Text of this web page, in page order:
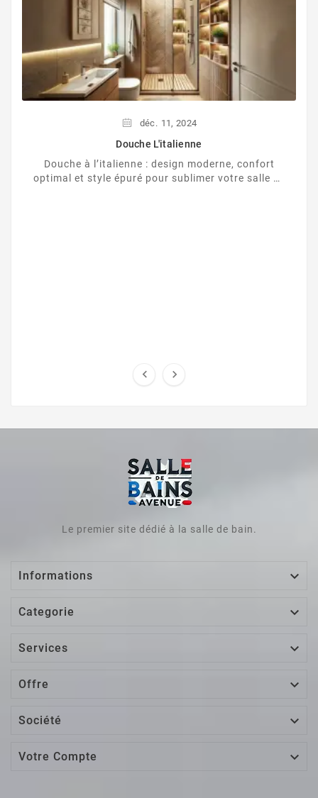
déc. 11, 2024
Douche L'italienne
Douche à l’italienne : design moderne, confort
optimal et style épuré pour sublimer votre salle de
 
Le premier site dédié à la salle de bain.
Informations 
Categorie 
Services 
Offre 
Société 
Votre Compte 